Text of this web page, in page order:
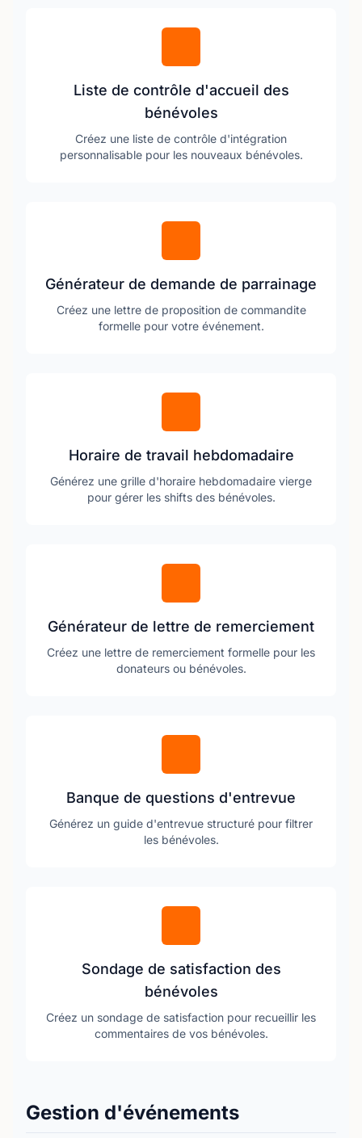
Liste de contrôle d'accueil des
bénévoles
Créez une liste de contrôle d'intégration
personnalisable pour les nouveaux bénévoles.
Générateur de demande de parrainage
Créez une lettre de proposition de commandite
formelle pour votre événement.
Horaire de travail hebdomadaire
Générez une grille d'horaire hebdomadaire vierge
pour gérer les shifts des bénévoles.
Générateur de lettre de remerciement
Créez une lettre de remerciement formelle pour les
donateurs ou bénévoles.
Banque de questions d'entrevue
Générez un guide d'entrevue structuré pour filtrer
les bénévoles.
Sondage de satisfaction des
bénévoles
Créez un sondage de satisfaction pour recueillir les
commentaires de vos bénévoles.
Gestion d'événements